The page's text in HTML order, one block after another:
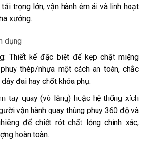
trọng lớn, vận hành êm ái và linh hoạt
xưởng.
dụng
Thiết kế đặc biệt để kẹp chặt miệng
thép/nhựa một cách an toàn, chắc
đai hay chốt khóa phụ.
tay quay (vô lăng) hoặc hệ thống xích
vận hành quay thùng phuy 360 độ và
để chiết rót chất lỏng chính xác,
hoàn toàn.